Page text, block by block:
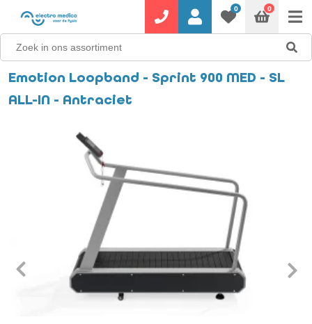
0 0
Emotion Loopband - Sprint 900 MED - SL
ALL-IN - Antraciet